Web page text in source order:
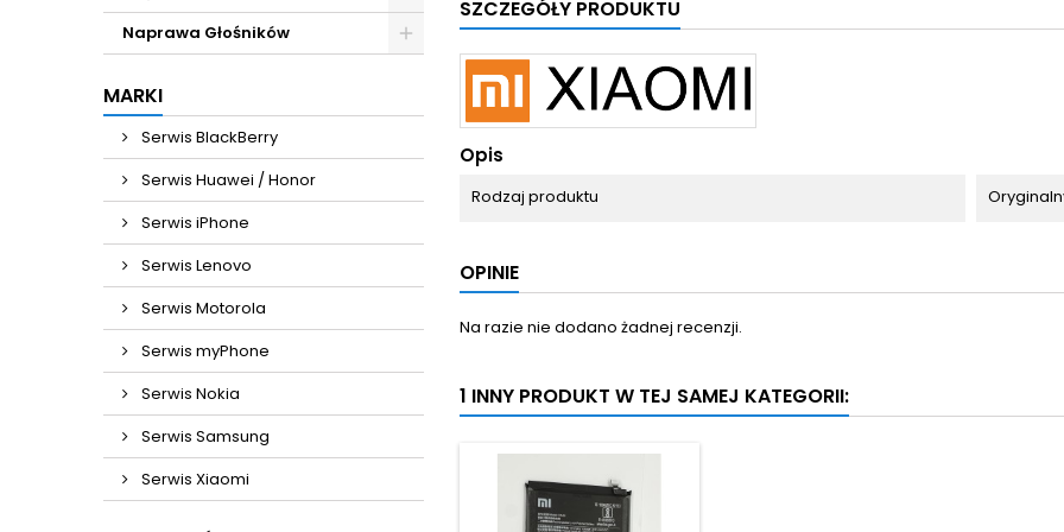
Naprawa Głośników
MARKI
Serwis BlackBerry
Serwis Huawei / Honor
Serwis iPhone
Serwis Lenovo
Serwis Motorola
Serwis myPhone
Serwis Nokia
Serwis Samsung
Serwis Xiaomi
SZCZEGÓŁY PRODUKTU
Opis
Rodzaj produktu
OPINIE
Na razie nie dodano żadnej recenzji.
1 INNY PRODUKT W TEJ SAMEJ KATEGORII: